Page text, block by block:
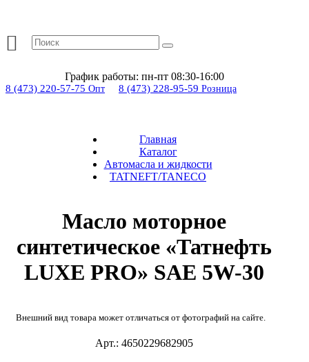
График работы: пн-пт 08:30-16:00
8 (473) 220-57-75 Опт 8 (473) 228-95-59 Розница
Главная
Каталог
Автомасла и жидкости
TATNEFT/TANECO
Масло моторное
синтетическое «Татнефть
LUXE PRO» SAE 5W-30
Внешний вид товара может отличаться от фотографий на сайте.
Арт.: 4650229682905